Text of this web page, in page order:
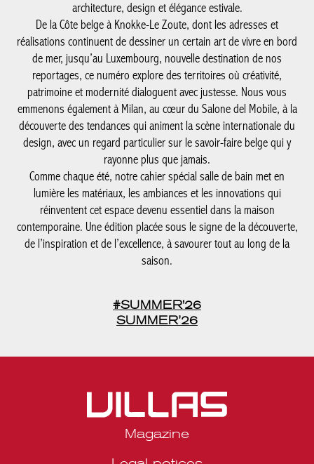
architecture, design et élégance estivale.
De la Côte belge à Knokke-Le Zoute, dont les adresses et
réalisations continuent de dessiner un certain art de vivre en bord
de mer, jusqu’au Luxembourg, nouvelle destination de nos
reportages, ce numéro explore des territoires où créativité,
patrimoine et modernité dialoguent avec justesse. Nous vous
emmenons également à Milan, au cœur du Salone del Mobile, à la
découverte des tendances qui animent la scène internationale du
design, avec un regard particulier sur le savoir-faire belge qui y
rayonne plus que jamais.
Comme chaque été, notre cahier spécial salle de bain met en
lumière les matériaux, les ambiances et les innovations qui
réinventent cet espace devenu essentiel dans la maison
contemporaine. Une édition placée sous le signe de la découverte,
de l’inspiration et de l’excellence, à savourer tout au long de la
saison.
#SUMMER'26
SUMMER’26
Magazine